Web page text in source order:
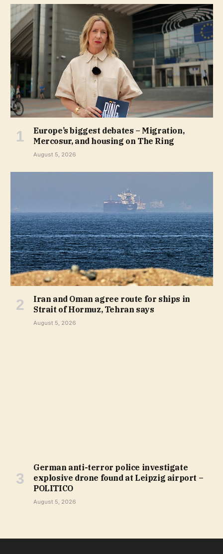
Europe’s biggest debates – Migration,
Mercosur, and housing on The Ring
August 5, 2026
Iran and Oman agree route for ships in
Strait of Hormuz, Tehran says
August 5, 2026
German anti-terror police investigate
explosive drone found at Leipzig airport –
POLITICO
August 5, 2026